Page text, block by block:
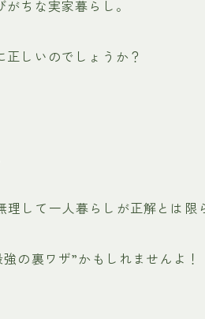
ちな実家暮らし。
しいのでしょうか？
して一人暮らしが正解とは限
の裏ワザ”かもしれませんよ！